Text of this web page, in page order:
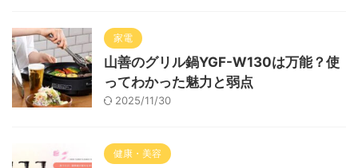
家電
山善のグリル鍋YGF-W130は万能？使
ってわかった魅力と弱点
2025/11/30
健康・美容